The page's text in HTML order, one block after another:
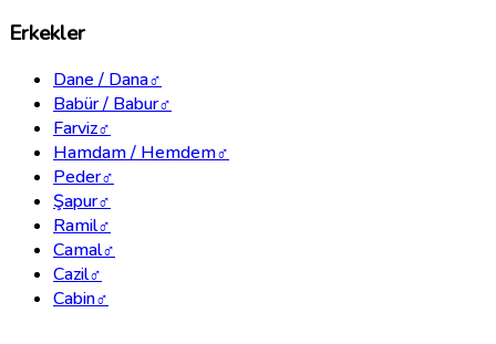
Erkekler
Dane / Dana♂
Babür / Babur♂
Farviz♂
Hamdam / Hemdem♂
Peder♂
Şapur♂
Ramil♂
Camal♂
Cazil♂
Cabin♂